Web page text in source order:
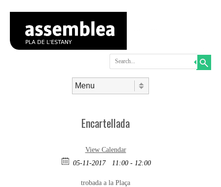
Encartellada
View Calendar
05-11-2017
11:00 - 12:00
trobada a la Plaça